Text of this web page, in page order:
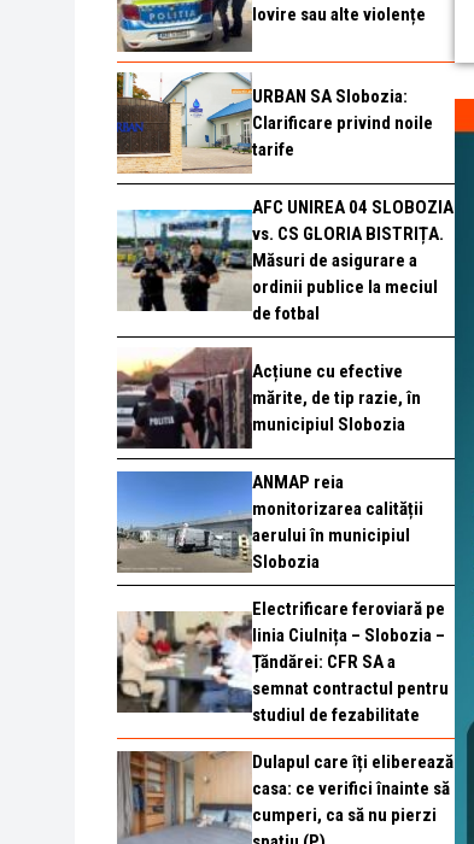
lovire sau alte violențe
URBAN SA Slobozia:
Clarificare privind noile
tarife
AFC UNIREA 04 SLOBOZIA
vs. CS GLORIA BISTRIȚA.
Măsuri de asigurare a
ordinii publice la meciul
de fotbal
Acțiune cu efective
mărite, de tip razie, în
municipiul Slobozia
ANMAP reia
monitorizarea calității
aerului în municipiul
Slobozia
Electrificare feroviară pe
linia Ciulnița – Slobozia –
Țăndărei: CFR SA a
semnat contractul pentru
studiul de fezabilitate
Dulapul care îți eliberează
casa: ce verifici înainte să
cumperi, ca să nu pierzi